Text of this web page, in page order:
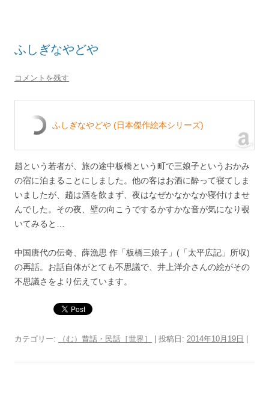
ふしぎなやどや
コメントを残す
ふしぎなやどや (日本傑作絵本シリーズ)
趙という若者が、旅の途中板橋という町で三娘子というおかみ
の宿に泊まることにしました。他の客はお酒に酔って寝てしま
いましたが、趙は酒を飲まず、夜はなぜかなかなか寝付けませ
んでした。その夜、壁の向こうでするかすかな音が気になり覗
いてみると…
中国唐代の伝奇、薛漁思 作「板橋三娘子」(「太平広記」所収)
の再話。お話自体がとても不思議で、井上洋介さんの絵がその
不思議さをより伝えています。
カテゴリー: （む）昔話・民話［世界］ | 投稿日: 2014年10月19日